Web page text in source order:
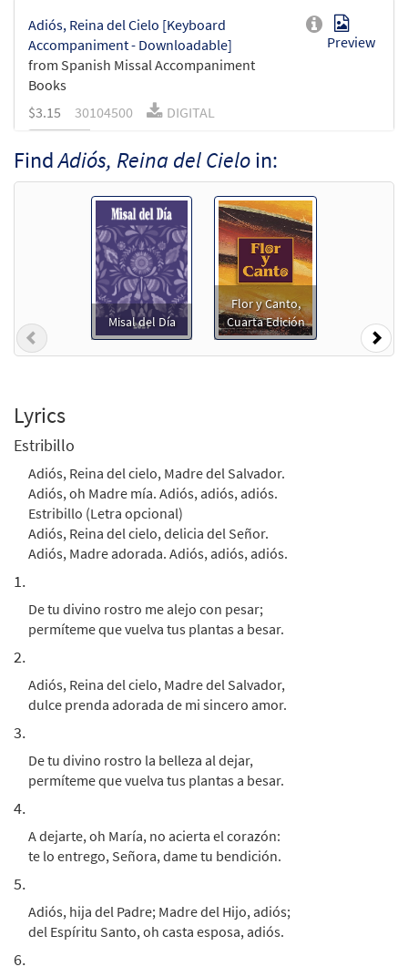
Adiós, Reina del Cielo [Keyboard
Accompaniment - Downloadable]
from Spanish Missal Accompaniment
Books
Preview
$3.15 30104500 DIGITAL
Adiós, Reina del Cielo [Guitar
Accompaniment - Downloadable]
from Spanish Missal Accompaniment
30104501 DIGITAL
Add to cart
$
Add to cart
Adiós, Reina del Cielo [PDF Chords Over
Text - Downloadable]
from Flor y Canto tercera edición
Add to cart
FindAdiós, Reina del Cieloin:
Misal del Día
Flor y Canto,
Cuarta Edición
Previous
Lyrics
Estribillo
Adiós, Reina del cielo, Madre del Salvador.
Adiós, oh Madre mía. Adiós, adiós, adiós.
Estribillo (Letra opcional)
Adiós, Reina del cielo, delicia del Señor.
Adiós, Madre adorada. Adiós, adiós, adiós.
1.
De tu divino rostro me alejo con pesar;
permíteme que vuelva tus plantas a besar.
2.
Adiós, Reina del cielo, Madre del Salvador,
dulce prenda adorada de mi sincero amor.
3.
De tu divino rostro la belleza al dejar,
permíteme que vuelva tus plantas a besar.
4.
A dejarte, oh María, no acierta el corazón:
te lo entrego, Señora, dame tu bendición.
5.
Adiós, hija del Padre; Madre del Hijo, adiós;
del Espíritu Santo, oh casta esposa, adiós.
6.